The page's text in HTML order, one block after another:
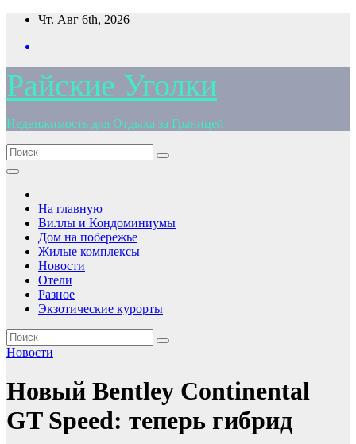
Перейти
содержимому
Чт. Авг 6th, 2026
Райские Уголки
Недвижимость для Отдыха за Границей
На главную
Виллы и Кондоминиумы
Дом на побережье
Жилые комплексы
Новости
Отели
Разное
Экзотические курорты
Новости
Новый Bentley Continental
GT Speed: теперь гибрид